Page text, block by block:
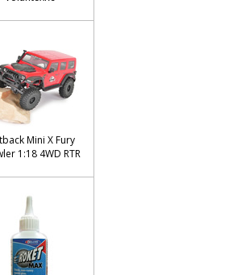
Mini X Fury
1:18 4WD RTR